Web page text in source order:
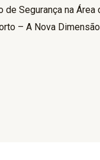
de Segurança na
– A Nova